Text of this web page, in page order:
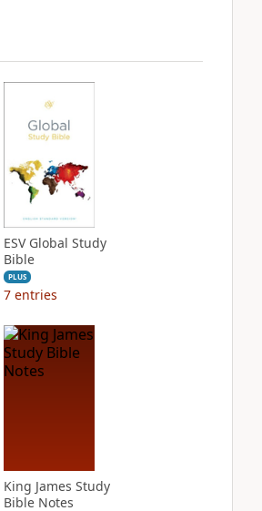
ESV Global Study
Bible
PLUS
7 entries
King James Study
Bible Notes